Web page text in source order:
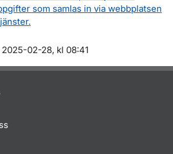
som samlas in via webbplatsen
02-28, kl 08:41